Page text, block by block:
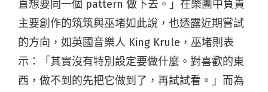
直想要同一個 pattern 做下去。」在樂團中負責
主要創作的筑筑與巫堵如此說，也透露近期嘗試
的方向，如英國音樂人 King Krule，巫堵則表
示：「其實沒有特別設定要做什麼。對喜歡的東
西，做不到的先把它做到了，再試試看。」而為